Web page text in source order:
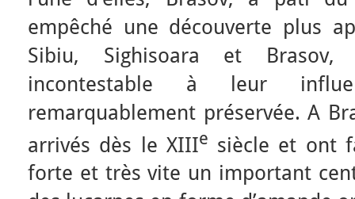
empêché une découverte plus
Sibiu, Sighisoara et
incontestable à leur
remarquablement préservée. A
arrivés dès le XIIIe siècle et ont
forte et très vite un important